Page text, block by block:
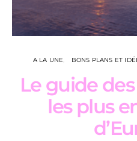
A LA UNE BONS PLANS ET
Le guide
les plus